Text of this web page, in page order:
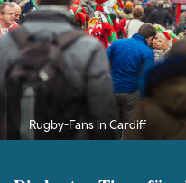
Rugby-Fans in Cardiff